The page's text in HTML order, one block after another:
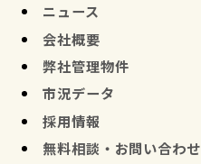
ニュース
会社概要
弊社管理物件
市況データ
採用情報
無料相談・お問い合わせ